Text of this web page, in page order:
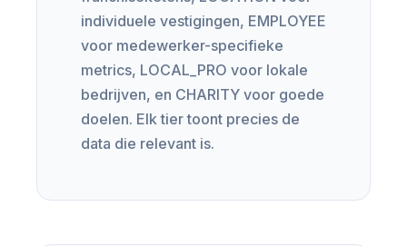
individuele vestigingen, EMPLOYEE
voor medewerker-specifieke
metrics, LOCAL_PRO voor lokale
bedrijven, en CHARITY voor goede
doelen. Elk tier toont precies de
data die relevant is.